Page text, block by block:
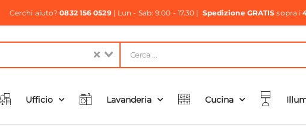
Cerchi aiuto?0832 156 0529| Lun - Sab: 9.00 - 17.30 | Spedizione GRATIS sopra i
Ufficio Lavanderia Cucina